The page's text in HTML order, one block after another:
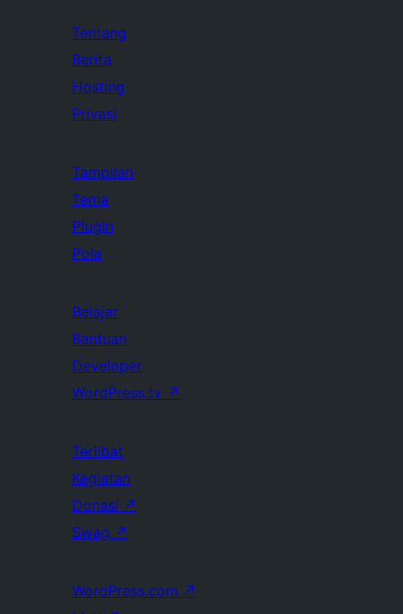
Tentang
Berita
Hosting
Privasi
Tampilan
Tema
Plugin
Pola
Belajar
Bantuan
Developer
WordPress.tv ↗
Terlibat
Kegiatan
Donasi ↗
Swag ↗
WordPress.com ↗